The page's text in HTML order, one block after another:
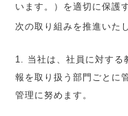
います。）を適切に保護
次の取り組みを推進いた
1. 当社は、社員に対する
報を取り扱う部門ごとに
管理に努めます。